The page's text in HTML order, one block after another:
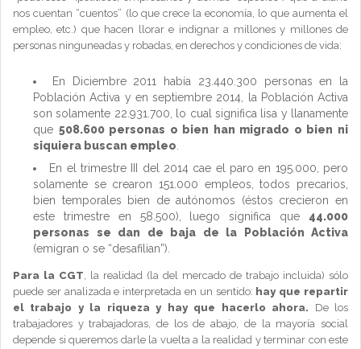
nos cuentan “cuentos” (lo que crece la economía, lo que aumenta el
empleo, etc.) que hacen llorar e indignar a millones y millones de
personas ninguneadas y robadas, en derechos y condiciones de vida:
En Diciembre 2011 había 23.440.300 personas en la
Población Activa y en septiembre 2014, la Población Activa
son solamente 22.931.700, lo cual significa lisa y llanamente
que 508.600 personas o bien han migrado o bien ni
siquiera buscan empleo
En el trimestre III del 2014 cae el paro en 195.000, pero
solamente se crearon 151.000 empleos, todos precarios,
bien temporales bien de autónomos (éstos crecieron en
este trimestre en 58.500), luego significa que 44.000
personas se dan de baja de la Población Activa
(emigran o se “desafilian”).
Para la CGT, la realidad (la del mercado de trabajo incluida) sólo
puede ser analizada e interpretada en un sentido: hay que repartir
el trabajo y la riqueza y hay que hacerlo ahora. De los
trabajadores y trabajadoras, de los de abajo, de la mayoría social
depende si queremos darle la vuelta a la realidad y terminar con este